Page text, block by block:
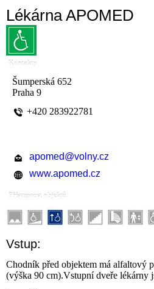
Lékárna APOMED
Kontakty
Šumperská 652
Praha 9
+420 283922781
apomed@volny.cz
www.apomed.cz
Přístupnost objektů
Vstup:
Chodník před objektem má alfaltový
(výška 90 cm).Vstupní dveře lékárny